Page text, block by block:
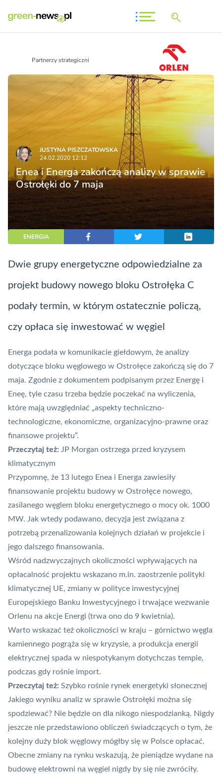
Partnerzy strategiczni
JUSTYNA PISZCZATOWSKA
24.02.2020 12:12
Enea i Energa zakończą analizy w sprawie
Ostrołęki do 7 maja
ENERGIA
Dwie grupy energetyczne odpowiedzialne za
projekt budowy nowego bloku Ostrołęka C
podały termin, w którym ostatecznie policzą,
czy opłaca się inwestować w węgiel
Energa podała w komunikacie giełdowym, że analizy
dotyczące bloku węglowego w Ostrołęce zakończą się do 7
maja. Zgodnie z dokumentem podpisanym przez Energę i
Eneę, tyle czasu trzeba będzie poczekać na wyliczenia,
które mają uwzględniać „aspekty techniczno-
technologiczne, ekonomiczne, organizacyjno-prawne oraz
finansowe projektu”.
Przeczytaj też: JP Morgan ostrzega przed kryzysem
klimatycznym
Przypomnę, że 13 lutego Enea i Energa zawiesiły
finansowanie projektu budowy w Ostrołęce nowego,
zasilanego węglem bloku energetycznego o mocy ok. 1000
MW. Jak wtedy podawano, decyzja jest związana z
potrzebą przenalizowania kolejnych działań w projekcie i
jego dalszego finansowania.
Wśród nadzwyczajnych okoliczności wpływających na
opłacalność projektu wskazano m.in. zaostrzenie polityki
klimatycznej UE, zmiany w polityce inwestycyjnej
Europejskiego Banku Inwestycyjnego i trwające wezwanie
Orlenu na akcje Energi (trwa ono do 9 kwietnia).
Warto wskazać też okoliczności w kraju – górnictwo węgla
kamiennego pogrąża się w kryzysie, a produkcja energii
elektrycznej spada w niespotykanym dotychczas tempie,
podczas gdy rośnie import.
Przeczytaj też: Szybko rośnie rynek energetyki słonecznej
Jakiego wyniku analiz w sprawie Ostrołęki można się
spodziewać? Nie będzie on dla nikogo niespodzianką. Nigdy
jeszcze nie przedstawiono obliczeń świadczących o tym, że
kolejny duży blok węglowy mógłby się w Polsce opłacać.
Obecne zmiany na rynku wskazują, że pieniądze wydane na
budowę elektrowni na węgiel nigdy by się nie zwróciły.